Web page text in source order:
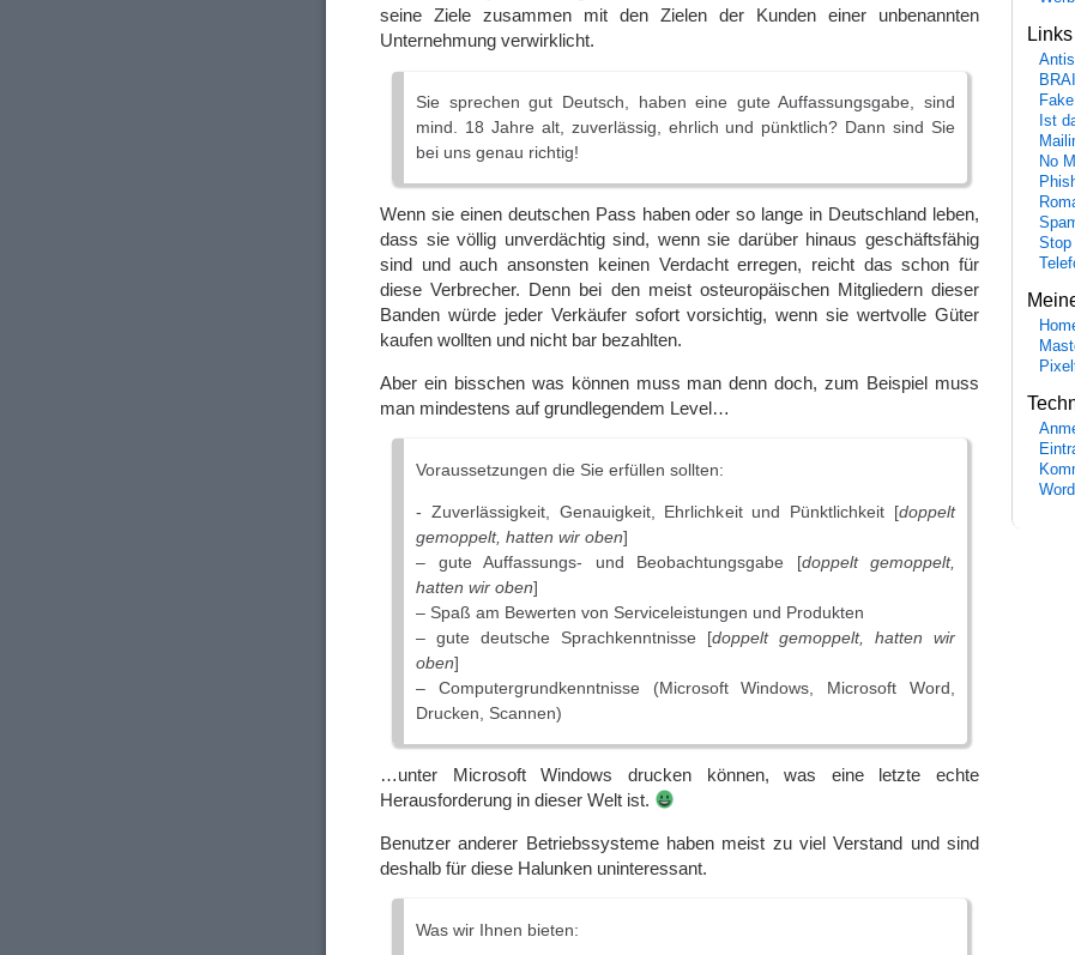
seine Ziele zusammen mit den Zielen der Kunden einer unbenannten
Unternehmung verwirklicht.
Sie sprechen gut Deutsch, haben eine gute Auffassungsgabe, sind
mind. 18 Jahre alt, zuverlässig, ehrlich und pünktlich? Dann sind Sie
bei uns genau richtig!
Wenn sie einen deutschen Pass haben oder so lange in Deutschland leben,
dass sie völlig unverdächtig sind, wenn sie darüber hinaus geschäftsfähig
sind und auch ansonsten keinen Verdacht erregen, reicht das schon für
diese Verbrecher. Denn bei den meist osteuropäischen Mitgliedern dieser
Banden würde jeder Verkäufer sofort vorsichtig, wenn sie wertvolle Güter
kaufen wollten und nicht bar bezahlten.
Aber ein bisschen was können muss man denn doch, zum Beispiel muss
man mindestens auf grundlegendem Level…
Voraussetzungen die Sie erfüllen sollten:
- Zuverlässigkeit, Genauigkeit, Ehrlichkeit und Pünktlichkeit [doppelt
gemoppelt, hatten wir oben]
– gute Auffassungs- und Beobachtungsgabe [doppelt gemoppelt,
hatten wir oben]
– Spaß am Bewerten von Serviceleistungen und Produkten
– gute deutsche Sprachkenntnisse [doppelt gemoppelt, hatten wir
oben]
– Computergrundkenntnisse (Microsoft Windows, Microsoft Word,
Drucken, Scannen)
…unter Microsoft Windows drucken können, was eine letzte echte
Herausforderung in dieser Welt ist.
Benutzer anderer Betriebssysteme haben meist zu viel Verstand und sind
deshalb für diese Halunken uninteressant.
Was wir Ihnen bieten:
Ist
No
Stop